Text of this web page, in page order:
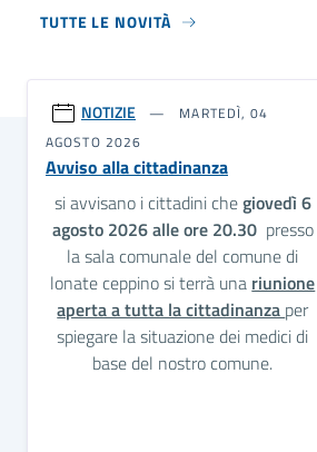
TUTTE LE NOVITÀ
NOTIZIE
MARTEDÌ, 04
AGOSTO 2026
Avviso alla cittadinanza
si avvisano i cittadini chegiovedì 6
agosto 2026 alle ore 20.30 presso
la sala comunale del comune di
lonate ceppino si terrà una riunione
aperta a tutta la cittadinanza per
spiegare la situazione dei medici di
base del nostro comune.